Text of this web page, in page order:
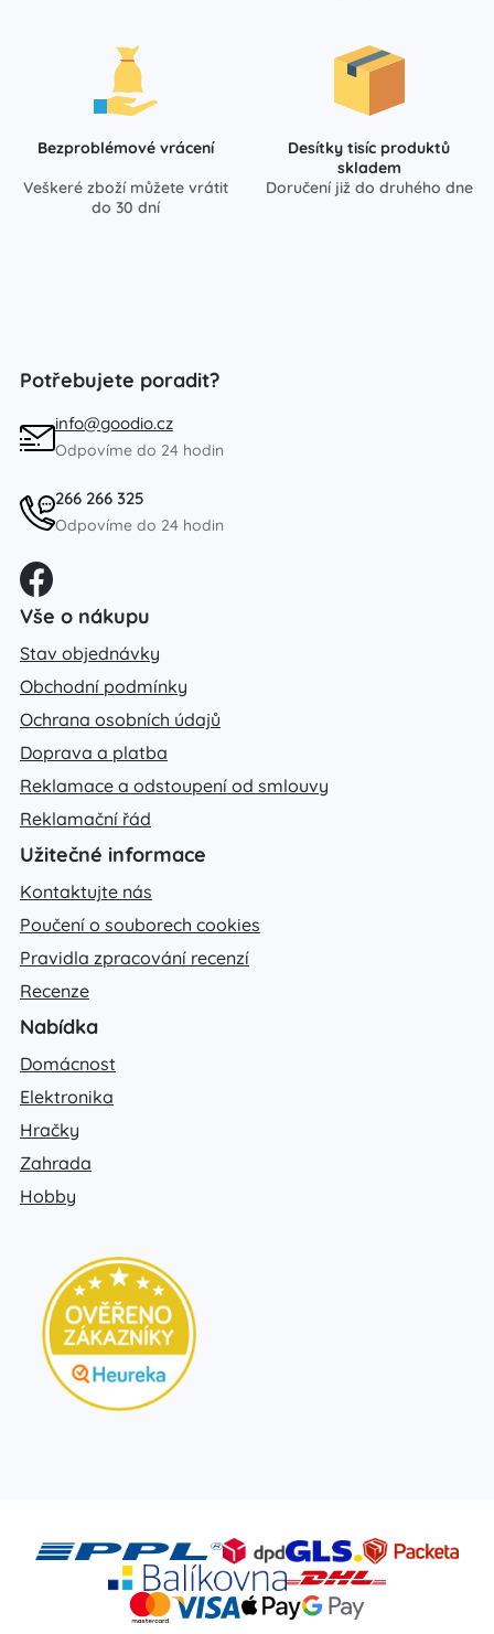
Bezproblémové vrácení
Veškeré zboží můžete vrátit
do 30 dní
Desítky tisíc produktů
skladem
Doručení již do druhého dne
Potřebujete poradit?
info@goodio.cz
Odpovíme do 24 hodin
266 266 325
Odpovíme do 24 hodin
Vše o nákupu
Stav objednávky
Obchodní podmínky
Ochrana osobních údajů
Doprava a platba
Reklamace a odstoupení od smlouvy
Reklamační řád
Užitečné informace
Kontaktujte nás
Poučení o souborech cookies
Pravidla zpracování recenzí
Recenze
Nabídka
Domácnost
Elektronika
Hračky
Zahrada
Hobby